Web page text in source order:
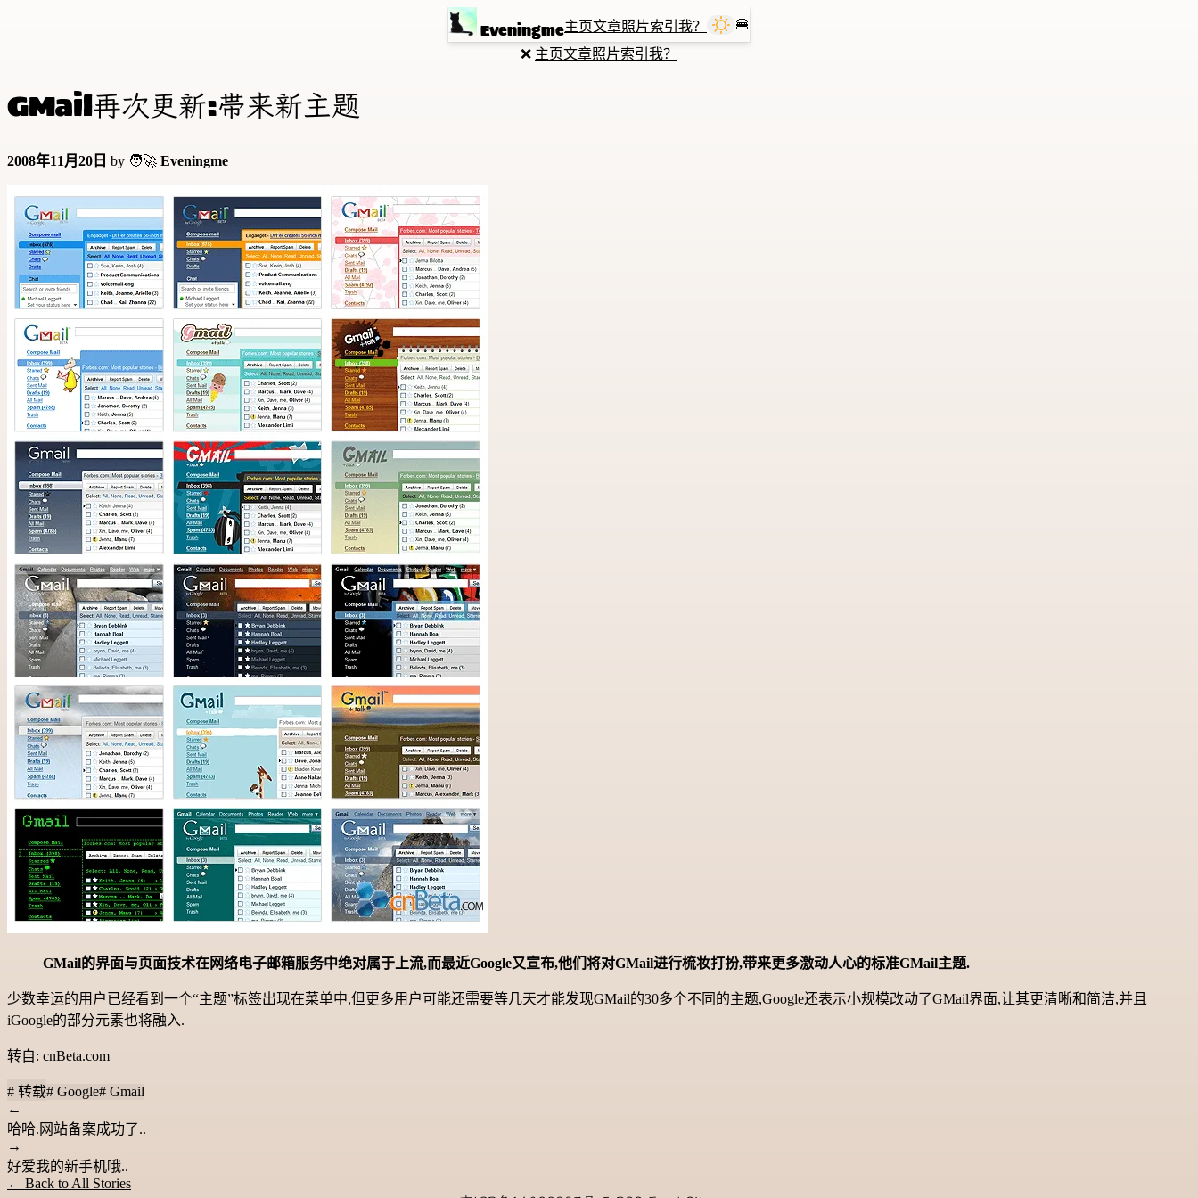
Eveningme主页文章照片索引 我？
🍔
❌ 主页文章照片索引 我？
GMail再次更新:带来新主题
2008年11月20日 by 🧑‍🚀 Eveningme
GMail的界面与页面技术在网络电子邮箱服务中绝对属于上流,而最近Google又宣布,他们将对GMail进行梳妆打扮,带来更多激动人心的标准GMail主题.
少数幸运的用户已经看到一个“主题”标签出现在菜单中,但更多用户可能还需要等几天才能发现GMail的30多个不同的主题,Google还表示小规模改动了GMail界面,让其更清晰和简洁,并且
iGoogle的部分元素也将融入.
转自: cnBeta.com
# 转载# Google# Gmail
←
哈哈.网站备案成功了..
→
好爱我的新手机哦..
← Back to All Stories